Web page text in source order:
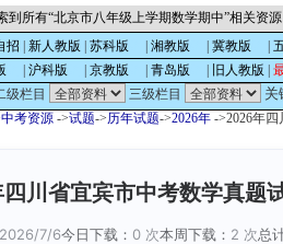
到所有“北京市八年级上学期数学期中”相关资源
招 新人教版 苏科版 湘教版 冀教版
沪科版 京教版 青岛版 旧人教版
级栏目 三级栏目 关
中考资源 ->试题->历年试题->2026年 ->2026年四
川省宜宾市中考数学真题
2026/7/6今日下载： 0 次本周下载： 2 次总